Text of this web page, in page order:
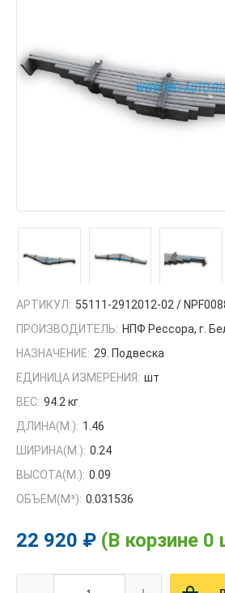
АРТИКУЛ: 55111-2912012-02 /
ПРОИЗВОДИТЕЛЬ: НПФ Рессора, г.
НАЗНАЧЕНИЕ: 29. Подвеска
ЕДИНИЦА ИЗМЕРЕНИЯ: шт
ВЕС: 94.2 кг
ДЛИНА(М.): 1.46
ШИРИНА(М.): 0.24
ВЫСОТА(М.): 0.09
ОБЪЕМ(M³): 0.031536
22 920 ₽ (В корзине 0